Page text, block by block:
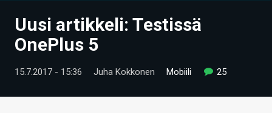
UUTISET
Uusi artikkeli: Testissä
OnePlus 5
15.7.2017 - 15:36 Juha Kokkonen Mobiili 25